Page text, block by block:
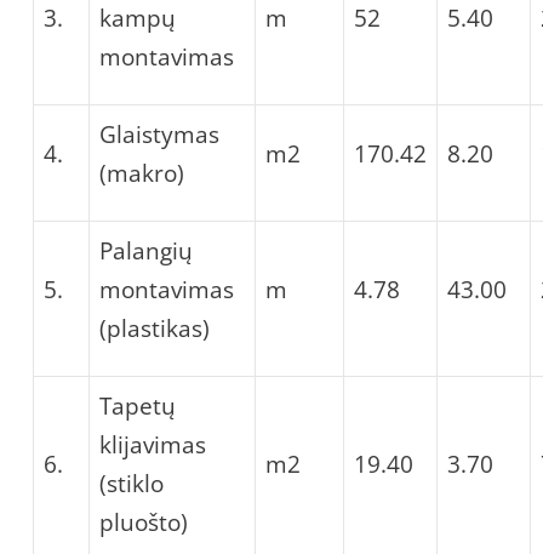
3.
kampų
montavimas
m 52 5.40
4.
Glaistymas
(makro)
m2 170.42 8.20
5.
Palangių
montavimas
(plastikas)
m 4.78 43.00
6.
Tapetų
klijavimas
(stiklo
pluošto)
m2 19.40 3.70